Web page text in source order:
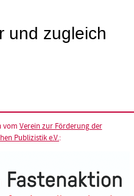
und zugleich
vom Verein zur Förderung der
Publizistik e.V.: